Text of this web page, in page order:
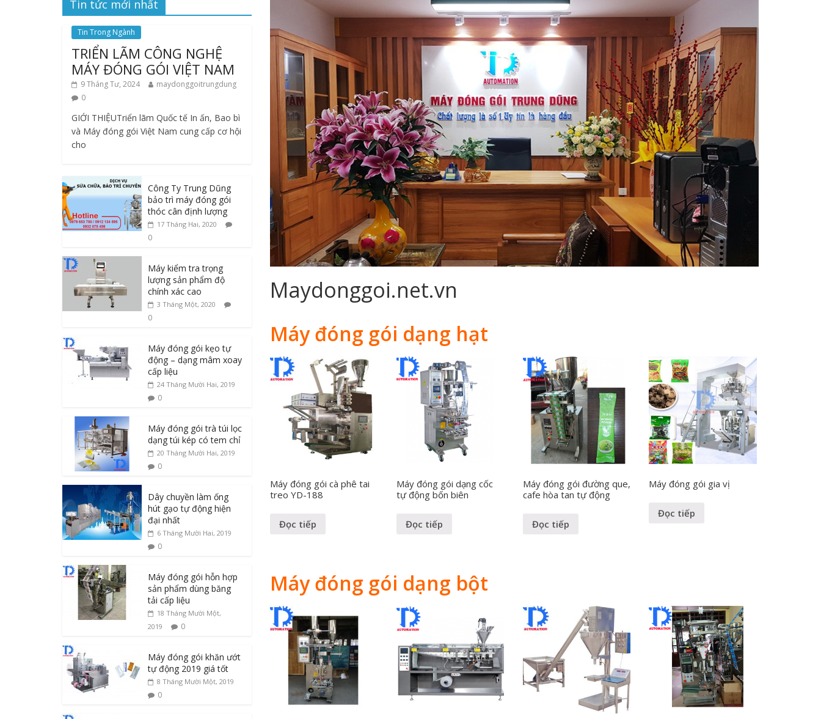
Maydonggoi.net.vn
Máy đóng gói dạng hạt
Máy đóng gói cà phê tai
treo YD-188
Đọc tiếp
Máy đóng gói dạng cốc
tự động bốn biên
Đọc tiếp
Máy đóng gói đường que,
cafe hòa tan tự động
Đọc tiếp
Máy đóng gói gia vị
Đọc tiếp
Máy đóng gói dạng bột
Tin tức mới nhất
Tin Trong Ngành
TRIỂN LÃM CÔNG NGHỆ
MÁY ĐÓNG GÓI VIỆT NAM
9 Tháng Tư, 2024
maydonggoitrungdung
0
GIỚI THIỆUTriển lãm Quốc tế In ấn, Bao bì
và Máy đóng gói Việt Nam cung cấp cơ hội
cho
Công Ty Trung Dũng
bảo trì máy đóng gói
thóc cân định lượng
17 Tháng Hai, 2020
0
Máy kiểm tra trọng
lượng sản phẩm độ
chính xác cao
3 Tháng Một, 2020
0
Máy đóng gói kẹo tự
động – dạng mâm xoay
cấp liệu
24 Tháng Mười Hai, 2019
0
Máy đóng gói trà túi lọc
dạng túi kép có tem chỉ
20 Tháng Mười Hai, 2019
0
Dây chuyền làm ống
hút gạo tự động hiện
đại nhất
6 Tháng Mười Hai, 2019
0
Máy đóng gói hỗn hợp
sản phẩm dùng băng
tải cấp liệu
18 Tháng Mười Một,
2019
0
Máy đóng gói khăn ướt
tự động 2019 giá tốt
8 Tháng Mười Một, 2019
0